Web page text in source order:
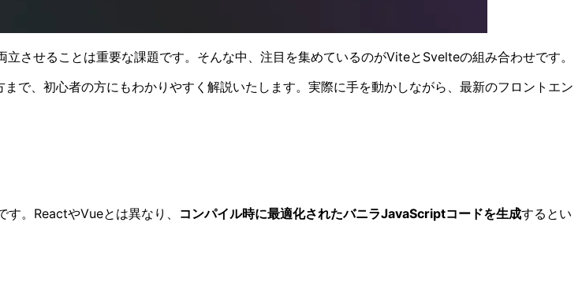
させることは重要な課題です。そんな中、注目を集めているのがViteとSvelteの組み合わせです。
で、初心者の方にもわかりやすく解説いたします。実際に手を動かしながら、最新のフロントエン
。ReactやVueとは異なり、 コンパイル時に最適化されたバニラJavaScriptコードを生成するとい